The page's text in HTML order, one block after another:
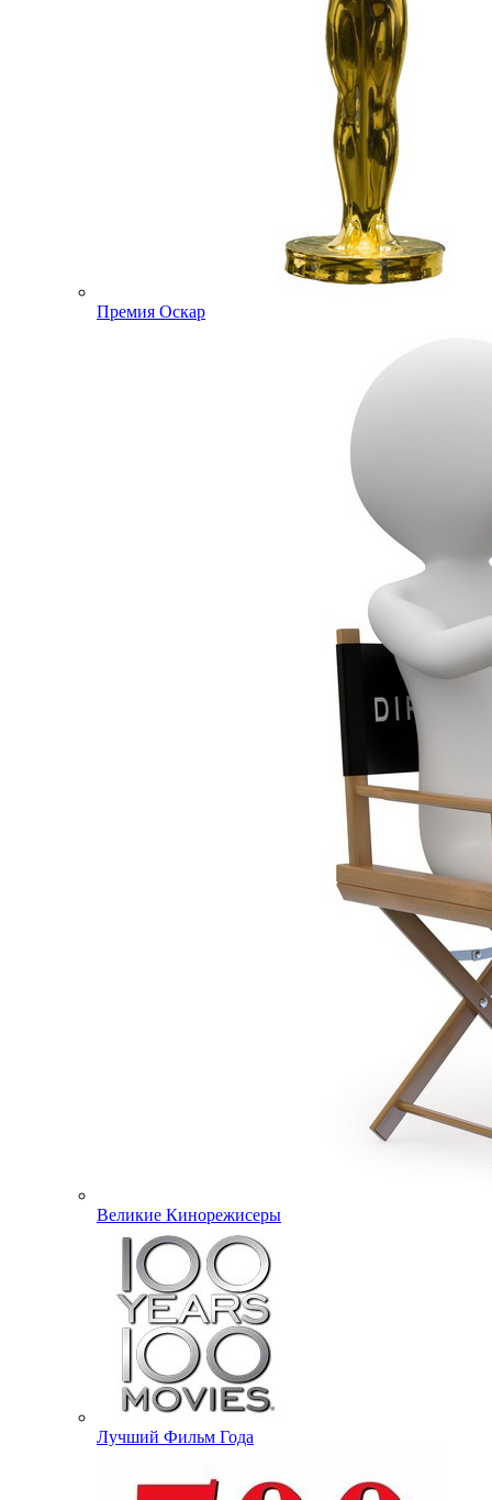
Премия Оскар
Великие Кинорежисеры
Лучший Фильм Года